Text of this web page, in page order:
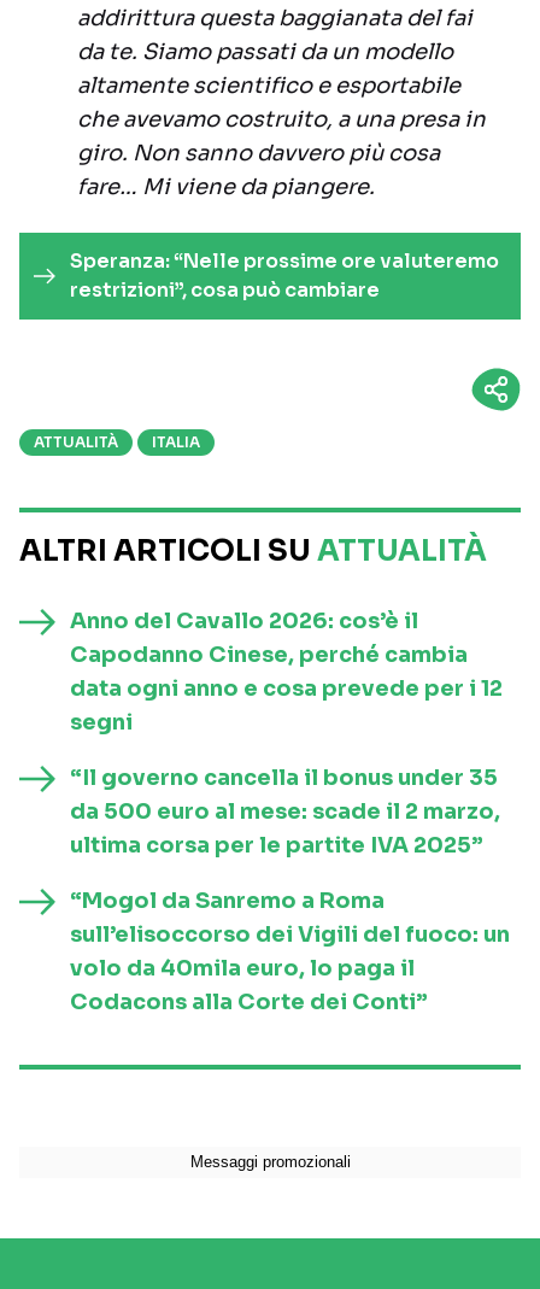
addirittura questa baggianata del fai
da te. Siamo passati da un modello
altamente scientifico e esportabile
che avevamo costruito, a una presa in
giro. Non sanno davvero più cosa
fare… Mi viene da piangere.
Speranza: “Nelle prossime ore valuteremo
restrizioni”, cosa può cambiare
ATTUALITÀ ITALIA
ALTRI ARTICOLI SU ATTUALITÀ
Anno del Cavallo 2026: cos’è il
Capodanno Cinese, perché cambia
data ogni anno e cosa prevede per i 12
segni
“Il governo cancella il bonus under 35
da 500 euro al mese: scade il 2 marzo,
ultima corsa per le partite IVA 2025”
“Mogol da Sanremo a Roma
sull’elisoccorso dei Vigili del fuoco: un
volo da 40mila euro, lo paga il
Codacons alla Corte dei Conti”